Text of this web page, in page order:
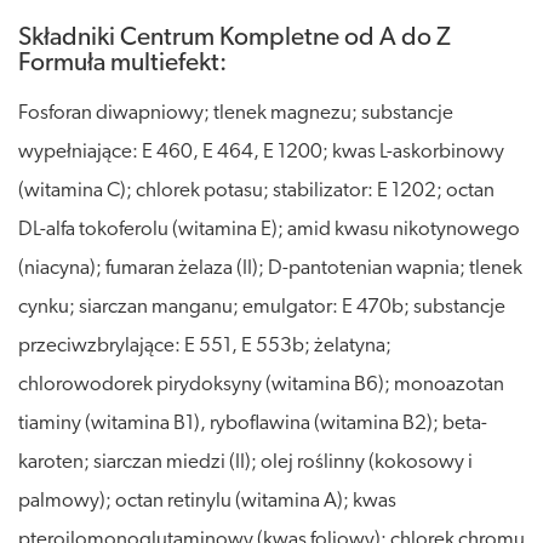
Składniki Centrum Kompletne od A do Z
Formuła multiefekt:
Fosforan diwapniowy; tlenek magnezu; substancje
wypełniające: E 460, E 464, E 1200; kwas L-askorbinowy
(witamina C); chlorek potasu; stabilizator: E 1202; octan
DL-alfa tokoferolu (witamina E); amid kwasu nikotynowego
(niacyna); fumaran żelaza (II); D-pantotenian wapnia; tlenek
cynku; siarczan manganu; emulgator: E 470b; substancje
przeciwzbrylające: E 551, E 553b; żelatyna;
chlorowodorek pirydoksyny (witamina B6); monoazotan
tiaminy (witamina B1), ryboflawina (witamina B2); beta-
karoten; siarczan miedzi (II); olej roślinny (kokosowy i
palmowy); octan retinylu (witamina A); kwas